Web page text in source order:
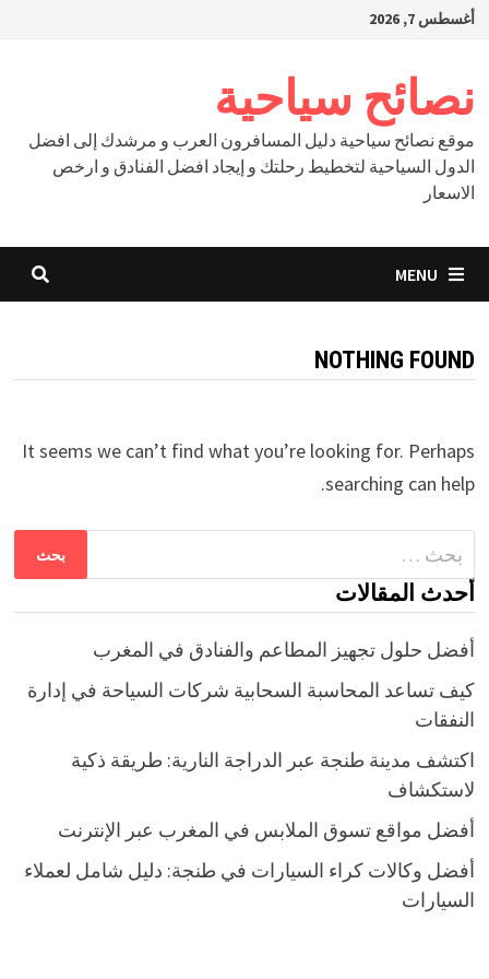
Skipأغسطس 7, 2026
نصائح سياحية
موقع نصائح سياحية دليل المسافرون العرب و مرشدك إلى افضل
الدول السياحية لتخطيط رحلتك و إيجاد افضل الفنادق و ارخص
الاسعار
MENU
NOTHING FOUND
It seems we can’t find what you’re looking for. Perhaps
searching can help.
البحث
عن:
أحدث المقالات
أفضل حلول تجهيز المطاعم والفنادق في المغرب
كيف تساعد المحاسبة السحابية شركات السياحة في إدارة
النفقات
اكتشف مدينة طنجة عبر الدراجة النارية: طريقة ذكية
لاستكشاف
أفضل مواقع تسوق الملابس في المغرب عبر الإنترنت
أفضل وكالات كراء السيارات في طنجة: دليل شامل لعملاء
السيارات